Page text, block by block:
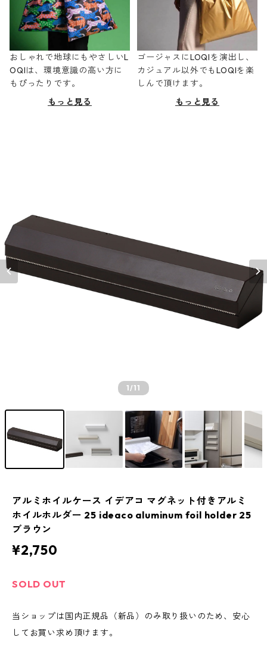
おしゃれで地球にもやさしいL
OQIは、環境意識の高い方に
もぴったりです。
もっと見る
ゴージャスにLOQIを演出し、
カジュアル以外でもLOQIを楽
しんで頂けます。
もっと見る
1/11
アルミホイルケース イデアコ マグネット付きアルミ
ホイルホルダー 25 ideaco aluminum foil holder 25
ブラウン
¥2,750
SOLD OUT
当ショップは国内正規品（新品）のみ取り扱いのため、安心
してお買い求め頂けます。